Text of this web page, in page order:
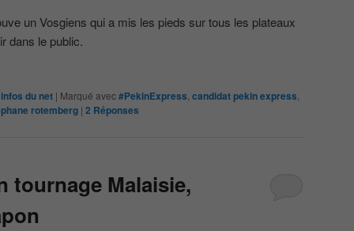
un Vosgiens qui a mis les pieds sur tous les plateaux
dans le public.
du net | Marqué avec#PekinExpress, candidat pekin express,
rotemberg | 2 Réponses
tournage Malaisie,